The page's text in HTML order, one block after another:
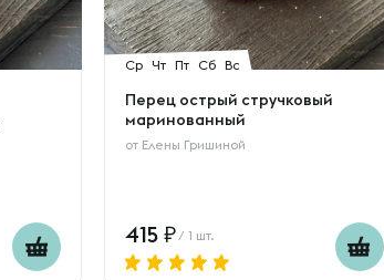
Ср Чт Пт Сб Вс
Перец острый стручковый
маринованный
от Елены Гришиной
415 / 1 шт.